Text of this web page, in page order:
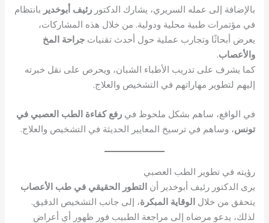
بالإضافة إلى عمله السريري، يشارك الدكتوررئيف أبوخدير بانتظام
في مؤتمرات طبية محلية ودولية. من خلال هذه المشاركات،
يعرض أبحاثًا وتجارب عملية حول أحدث تقنياتجراحة المخ
والأعصاب.
كما يشرف على تدريب الأطباء الشبان، ويحرص على نقل خبرته
إليهم لتطوير مهاراتهم في التشخيص والعلاج.
في الواقع، ساهم بشكل ملحوظ فيرفع كفاءة الطب العصبي في
تونس، وساهم في ترسيخ المعايير الحديثة في التشخيص والعلاج.
رؤيته في تطوير الطب العصبي
يرى الدكتور رئيف أبوخدير أنالتطور الحقيقي في طب الأعصاب
يتحقق من خلالالوقاية المبكرة، إلى جانب التشخيص الدقيق.
لذلك، يدعو مرضاه إلى مراجعة الطبيب فور ظهور أي أعراض